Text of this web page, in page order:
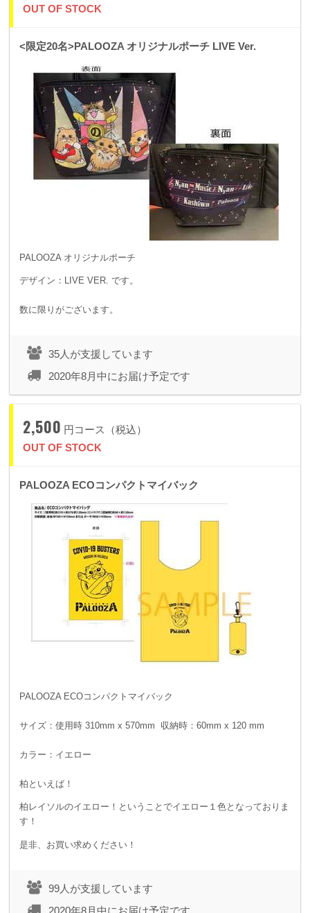
OUT OF STOCK
<限定20名>PALOOZA オリジナルポーチ LIVE Ver.
PALOOZA オリジナルポーチ
デザイン：LIVE VER. です。
数に限りがございます。
35人が支援しています
2020年8月中にお届け予定です
2,500 円コース（税込）
OUT OF STOCK
PALOOZA ECOコンパクトマイバック
PALOOZA ECOコンパクトマイバック
サイズ：使用時 310mm x 570mm 収納時：60mm x 120 mm
カラー：イエロー
柏といえば！
柏レイソルのイエロー！ということでイエロー１色となっておりま
す！
是非、お買い求めください！
99人が支援しています